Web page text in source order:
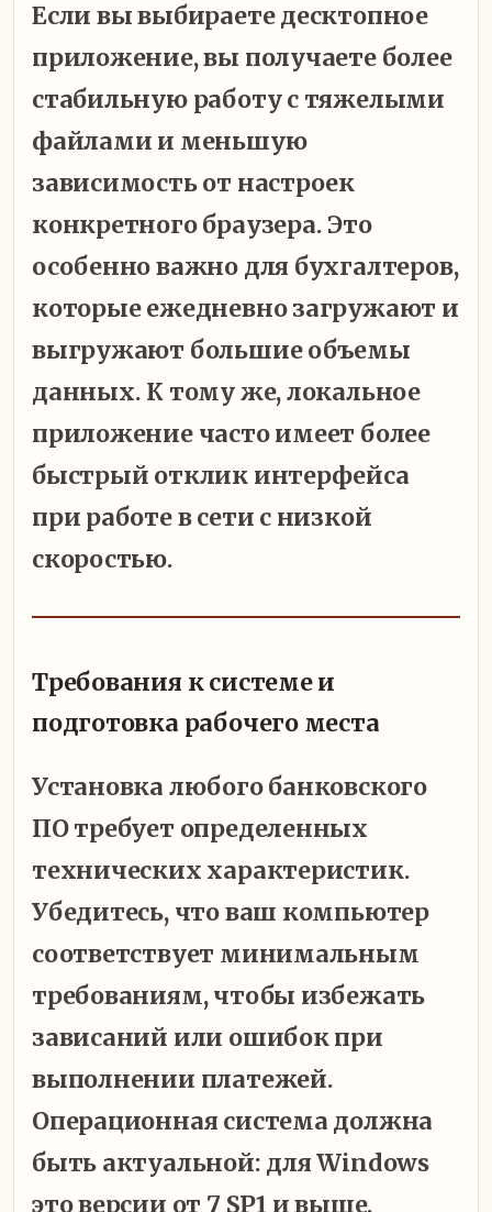
Если вы выбираете десктопное
приложение, вы получаете более
стабильную работу с тяжелыми
файлами и меньшую
зависимость от настроек
конкретного браузера. Это
особенно важно для бухгалтеров,
которые ежедневно загружают и
выгружают большие объемы
данных. К тому же, локальное
приложение часто имеет более
быстрый отклик интерфейса
при работе в сети с низкой
скоростью.
Требования к системе и
подготовка рабочего места
Установка любого банковского
ПО требует определенных
технических характеристик.
Убедитесь, что ваш компьютер
соответствует минимальным
требованиям, чтобы избежать
зависаний или ошибок при
выполнении платежей.
Операционная система должна
быть актуальной: для Windows
это версии от 7 SP1 и выше,